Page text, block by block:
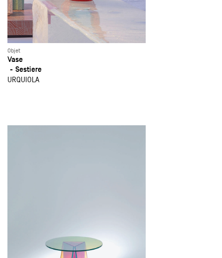
Objet
Vase
Sestiere
URQUIOLA